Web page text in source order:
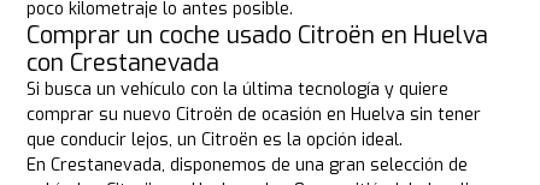
poco kilometraje lo antes posible.
Comprar un coche usado Citroën en Huelva
con Crestanevada
Si busca un vehículo con la última tecnología y quiere
comprar su nuevo Citroën de ocasión en Huelva sin tener
que conducir lejos, un Citroën es la opción ideal.
En Crestanevada, disponemos de una gran selección de